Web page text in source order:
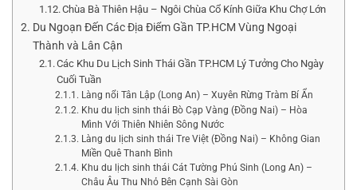
Chùa Bà Thiên Hậu – Ngôi Chùa Cổ Kính Giữa Khu Chợ Lớn
Du Ngoạn Đến Các Địa Điểm Gần TP.HCM Vùng Ngoại
Thành và Lân Cận
Các Khu Du Lịch Sinh Thái Gần TP.HCM Lý Tưởng Cho Ngày
Cuối Tuần
Làng nổi Tân Lập (Long An) – Xuyên Rừng Tràm Bí Ẩn
Khu du lịch sinh thái Bò Cạp Vàng (Đồng Nai) – Hòa
Mình Với Thiên Nhiên Sông Nước
Làng du lịch sinh thái Tre Việt (Đồng Nai) – Không Gian
Miền Quê Thanh Bình
Khu du lịch sinh thái Cát Tường Phú Sinh (Long An) –
Châu Âu Thu Nhỏ Bên Cạnh Sài Gòn